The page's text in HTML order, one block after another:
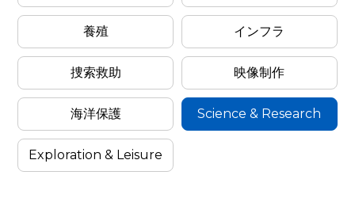
Filter
By
養殖 インフラ
捜索救助 映像制作
海洋保護 Science & Research
Exploration & Leisure